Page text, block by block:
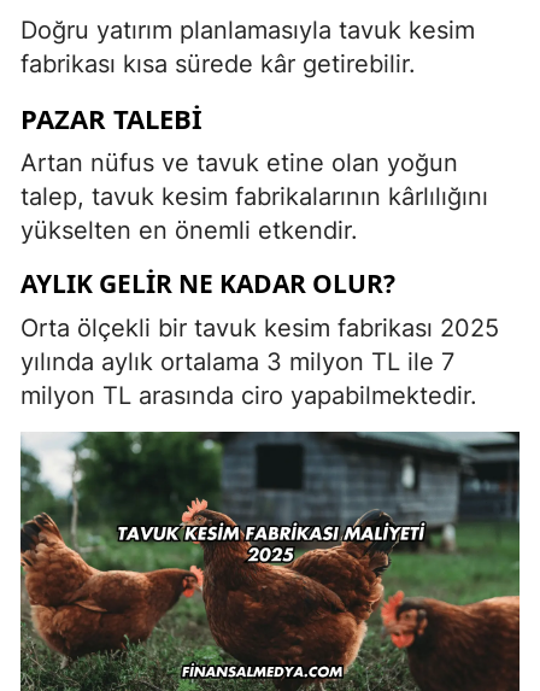
Doğru yatırım planlamasıyla tavuk kesim
fabrikası kısa sürede kâr getirebilir.
PAZAR TALEBI
Artan nüfus ve tavuk etine olan yoğun
talep, tavuk kesim fabrikalarının kârlılığını
yükselten en önemli etkendir.
AYLIK GELIR NE KADAR OLUR?
Orta ölçekli bir tavuk kesim fabrikası 2025
yılında aylık ortalama 3 milyon TL ile 7
milyon TL arasında ciro yapabilmektedir.